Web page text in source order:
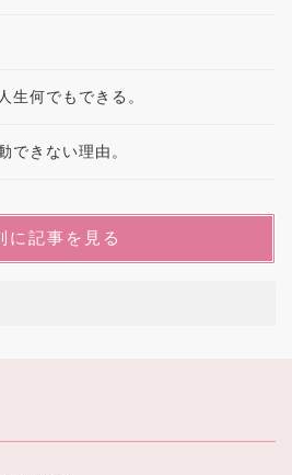
生何でもできる。
できない理由。
に記事を見る